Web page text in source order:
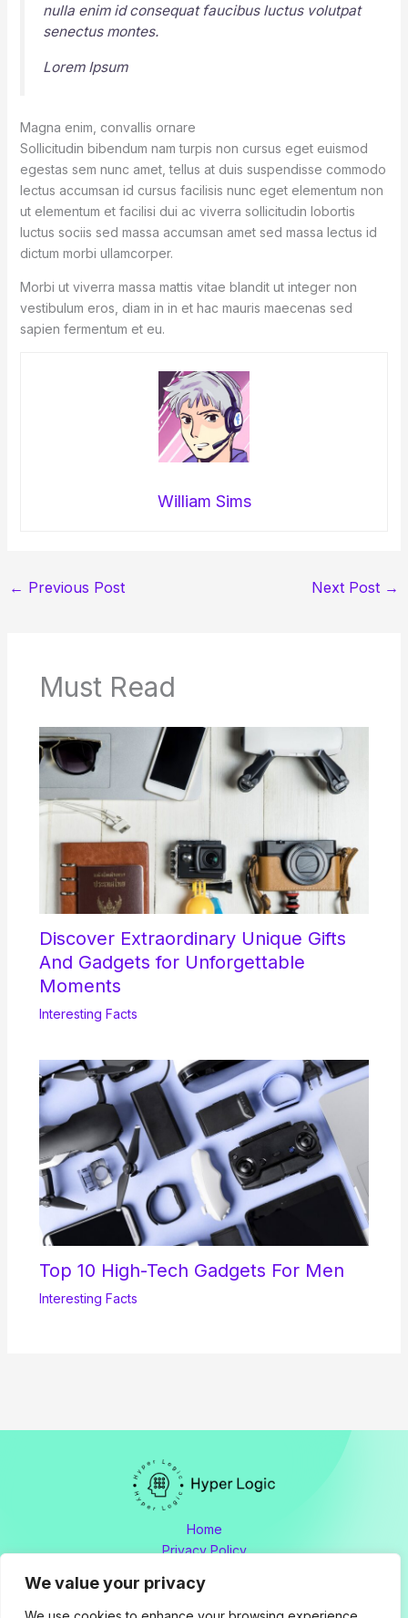
We value your privacy
nulla enim id consequat faucibus luctus volutpat
senectus montes.
Lorem Ipsum
Magna enim, convallis ornare
Sollicitudin bibendum nam turpis non cursus eget euismod
egestas sem nunc amet, tellus at duis suspendisse commodo
lectus accumsan id cursus facilisis nunc eget elementum non
ut elementum et facilisi dui ac viverra sollicitudin lobortis
luctus sociis sed massa accumsan amet sed massa lectus id
dictum morbi ullamcorper.
Morbi ut viverra massa mattis vitae blandit ut integer non
vestibulum eros, diam in in et hac mauris maecenas sed
sapien fermentum et eu.
William Sims
← Previous Post Next Post →
Must Read
Discover Extraordinary Unique Gifts
And Gadgets for Unforgettable
Moments
Interesting Facts
Top 10 High-Tech Gadgets For Men
Interesting Facts
Home
Privacy Policy
About
Contact